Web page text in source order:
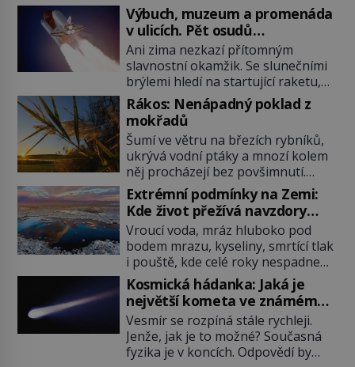
Výbuch, muzeum a promenáda
v ulicích. Pět osudů
nejslavnějších raketoplánů
Ani zima nezkazí přítomným
slavnostní okamžik. Se slunečními
brýlemi hledí na startující raketu,
která má do vesmíru vynést kromě
posádky také obyčejnou učitelku.
Po několika sekundách všem
ztuhnou úsměvy, stroj totiž
exploduje. Jejich konstrukce není
z levného kraje, daňové poplatníky
stojí miliardy dolarů. Na druhou
stranu zvládnou jen představitelné
věci. Na malé kousky Název:
Columbia První […]
Rákos: Nenápadný poklad z
mokřadů
Šumí ve větru na březích rybníků,
ukrývá vodní ptáky a mnozí kolem
něj procházejí bez povšimnutí.
Přesto právě rákos pomáhal stavět
domy, vyrábět lodě, zapisovat první
texty a inspiroval řadu pověstí.
Tato skromná, ale užitečná
rostlina provází člověka už tisíce
let. Většina lidí vnímá rákos jen jako
obyčejnou kulisu letního koupání.
Stačí se však podívat […]
Extrémní podmínky na Zemi:
Kde život přežívá navzdory
všemu
Vroucí voda, mráz hluboko pod
bodem mrazu, kyseliny, smrtící tlak
i pouště, kde celé roky nespadne
jediná kapka deště. Na první
pohled místa, kde nemůže
existovat vůbec nic. Přesto právě
tady vědci objevují organismy,
které posouvají hranice života.
Každý nový nález mění naše
Kosmická hádanka: Jaká je
největší kometa ve známém
vesmíru?
Vesmír se rozpíná stále rychleji.
Jenže, jak je to možné? Současná
fyzika je v koncích. Odpovědí by